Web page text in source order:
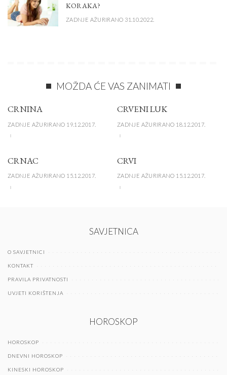
KORAKA?
ZADNJE AŽURIRANO 31.10.2022.
MOŽDA ĆE VAS ZANIMATI
CRNINA
ZADNJE AŽURIRANO 19.12.2017.
CRVENI LUK
ZADNJE AŽURIRANO 18.12.2017.
CRNAC
ZADNJE AŽURIRANO 15.12.2017.
CRVI
ZADNJE AŽURIRANO 15.12.2017.
SAVJETNICA
O SAVJETNICI
KONTAKT
PRAVILA PRIVATNOSTI
UVJETI KORIŠTENJA
HOROSKOP
HOROSKOP
DNEVNI HOROSKOP
KINESKI HOROSKOP